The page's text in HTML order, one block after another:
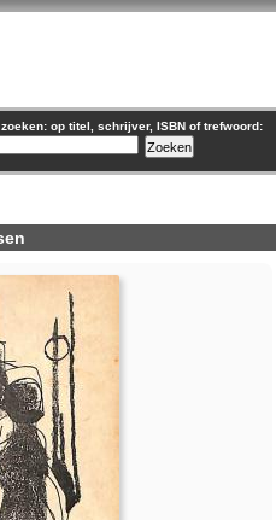
op titel, schrijver, ISBN of trefwoord: